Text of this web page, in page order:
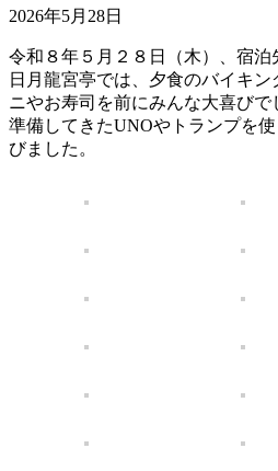
2026年5月28日
令和８年５月２８日（木）、宿
日月龍宮亭では、夕食のバイキ
ニやお寿司を前にみんな大喜び
準備してきたUNOやトランプを
びました。